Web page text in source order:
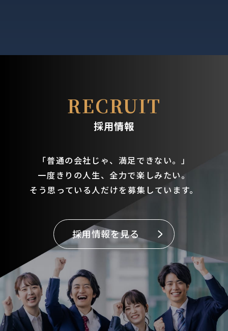
RECRUIT
採用情報
「普通の会社じゃ、満足できない。」
一度きりの人生、全力で楽しみたい。
そう思っている人だけを募集しています。
採用情報を見る